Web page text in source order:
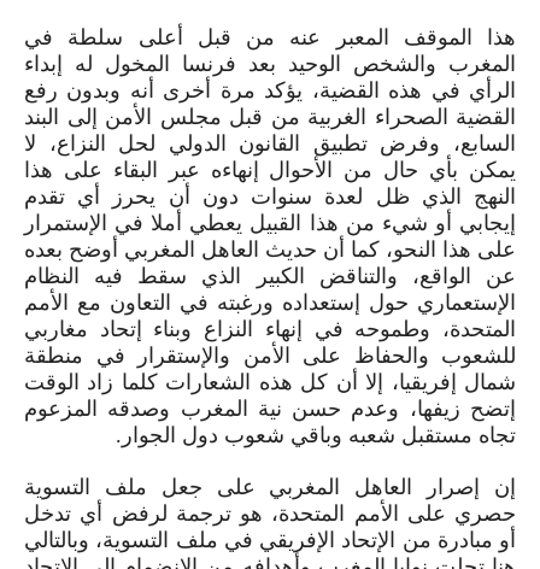
هذا الموقف المعبر عنه من قبل أعلى سلطة في
المغرب والشخص الوحيد بعد فرنسا المخول له إبداء
الرأي في هذه القضية، يؤكد مرة أخرى أنه وبدون رفع
القضية الصحراء الغربية من قبل مجلس الأمن إلى البند
السابع، وفرض تطبيق القانون الدولي لحل النزاع، لا
يمكن بأي حال من الأحوال إنهاءه عبر البقاء على هذا
النهج الذي ظل لعدة سنوات دون أن يحرز أي تقدم
إيجابي أو شيء من هذا القبيل يعطي أملا في الإستمرار
على هذا النحو، كما أن حديث العاهل المغربي أوضح بعده
عن الواقع، والتناقض الكبير الذي سقط فيه النظام
الإستعماري حول إستعداده ورغبته في التعاون مع الأمم
المتحدة، وطموحه في إنهاء النزاع وبناء إتحاد مغاربي
للشعوب والحفاظ على الأمن والإستقرار في منطقة
شمال إفريقيا، إلا أن كل هذه الشعارات كلما زاد الوقت
إتضح زيفها، وعدم حسن نية المغرب وصدقه المزعوم
تجاه مستقبل شعبه وباقي شعوب دول الجوار.
إن إصرار العاهل المغربي على جعل ملف التسوية
حصري على الأمم المتحدة، هو ترجمة لرفض أي تدخل
أو مبادرة من الإتحاد الإفريقي في ملف التسوية، وبالتالي